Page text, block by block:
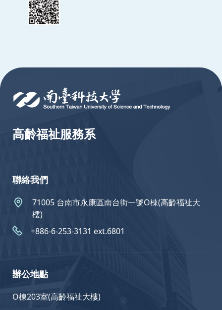
高齡福祉服務系
聯絡我們
71005 台南市永康區南台街一號O棟(高齡福祉大
樓)
+886-6-253-3131 ext.6801
辦公地點
O棟203室(高齡福祉大樓)